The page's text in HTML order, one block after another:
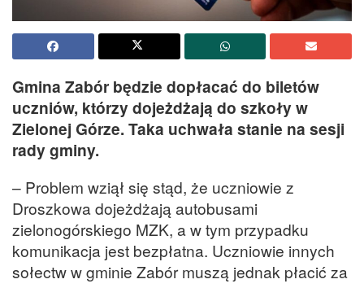
Gmina Zabór będzie dopłacać do biletów
uczniów, którzy dojeżdżają do szkoły w
Zielonej Górze. Taka uchwała stanie na sesji
rady gminy.
– Problem wziął się stąd, że uczniowie z
Droszkowa dojeżdżają autobusami
zielonogórskiego MZK, a w tym przypadku
komunikacja jest bezpłatna. Uczniowie innych
sołectw w gminie Zabór muszą jednak płacić za